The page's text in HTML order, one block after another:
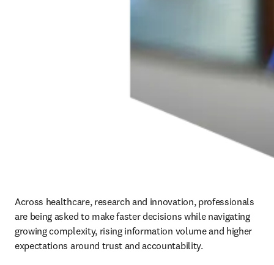
Across healthcare, research and innovation, professionals
are being asked to make faster decisions while navigating
growing complexity, rising information volume and higher
expectations around trust and accountability.